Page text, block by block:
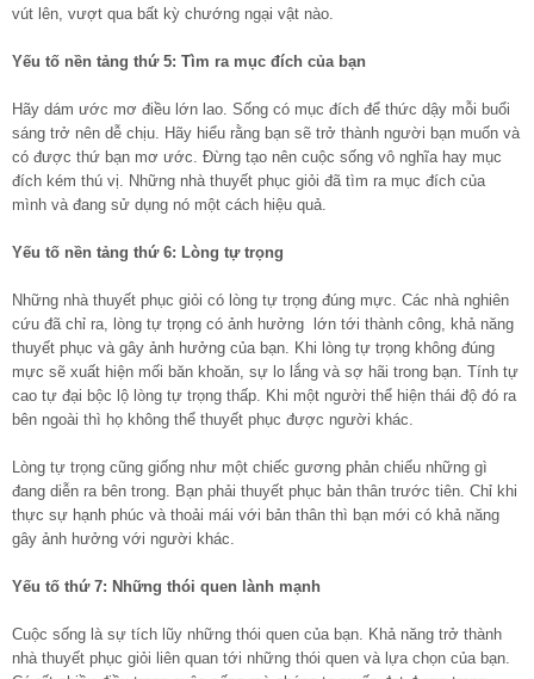
vút lên, vượt qua bất kỳ chướng ngại vật nào.
Yếu tố nền tảng thứ 5: Tìm ra mục đích của bạn
Hãy dám ước mơ điều lớn lao. Sống có mục đích để thức dậy mỗi buổi
sáng trở nên dễ chịu. Hãy hiểu rằng bạn sẽ trở thành người bạn muốn và
có được thứ bạn mơ ước. Đừng tạo nên cuộc sống vô nghĩa hay mục
đích kém thú vị. Những nhà thuyết phục giỏi đã tìm ra mục đích của
mình và đang sử dụng nó một cách hiệu quả.
Yếu tố nền tảng thứ 6: Lòng tự trọng
Những nhà thuyết phục giỏi có lòng tự trọng đúng mực. Các nhà nghiên
cứu đã chỉ ra, lòng tự trọng có ảnh hưởng lớn tới thành công, khả năng
thuyết phục và gây ảnh hưởng của bạn. Khi lòng tự trọng không đúng
mực sẽ xuất hiện mối băn khoăn, sự lo lắng và sợ hãi trong bạn. Tính tự
cao tự đại bộc lộ lòng tự trọng thấp. Khi một người thể hiện thái độ đó ra
bên ngoài thì họ không thể thuyết phục được người khác.
Lòng tự trọng cũng giống như một chiếc gương phản chiếu những gì
đang diễn ra bên trong. Bạn phải thuyết phục bản thân trước tiên. Chỉ khi
thực sự hạnh phúc và thoải mái với bản thân thì bạn mới có khả năng
gây ảnh hưởng với người khác.
Yếu tố thứ 7: Những thói quen lành mạnh
Cuộc sống là sự tích lũy những thói quen của bạn. Khả năng trở thành
nhà thuyết phục giỏi liên quan tới những thói quen và lựa chọn của bạn.